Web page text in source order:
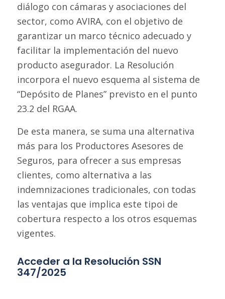
diálogo con cámaras y asociaciones del
sector, como AVIRA, con el objetivo de
garantizar un marco técnico adecuado y
facilitar la implementación del nuevo
producto asegurador. La Resolución
incorpora el nuevo esquema al sistema de
“Depósito de Planes” previsto en el punto
23.2 del RGAA.
De esta manera, se suma una alternativa
más para los Productores Asesores de
Seguros, para ofrecer a sus empresas
clientes, como alternativa a las
indemnizaciones tradicionales, con todas
las ventajas que implica este tipoi de
cobertura respecto a los otros esquemas
vigentes.
Acceder a la Resolución SSN
347/2025